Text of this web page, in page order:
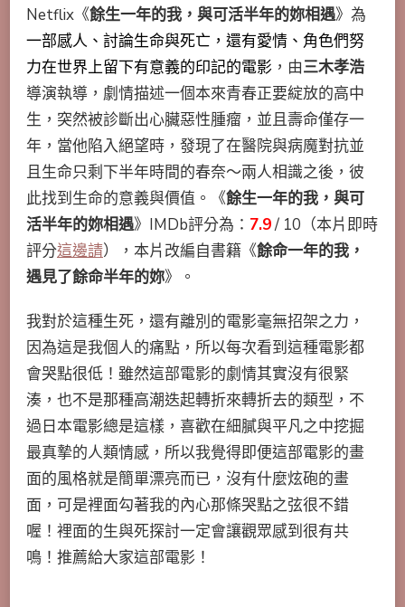
Netflix《餘生一年的我，與可活半年的妳相遇》為
一部感人、討論生命與死亡，還有愛情、角色們努
力在世界上留下有意義的印記的電影 ，由三木孝浩
導演執導，劇情描述一個本來青春正要綻放的高中
生，突然被診斷出心臟惡性腫瘤，並且壽命僅存一
年，當他陷入絕望時，發現了在醫院與病魔對抗並
且生命只剩下半年時間的春奈～兩人相識之後，彼
此找到生命的意義與價值。《餘生一年的我，與可
活半年的妳相遇》IMDb評分為： 7.9/ 10（本片即時
評分這邊請），本片改編自書籍《餘命一年的我，
遇見了餘命半年的妳》。
我對於這種生死，還有離別的電影毫無招架之力，
因為這是我個人的痛點，所以每次看到這種電影都
會哭點很低！雖然這部電影的劇情其實沒有很緊
湊，也不是那種高潮迭起轉折來轉折去的類型，不
過日本電影總是這樣，喜歡在細膩與平凡之中挖掘
最真摯的人類情感，所以我覺得即便這部電影的畫
面的風格就是簡單漂亮而已，沒有什麼炫砲的畫
面，可是裡面勾著我的內心那條哭點之弦很不錯
喔！裡面的生與死探討一定會讓觀眾感到很有共
鳴！推薦給大家這部電影！